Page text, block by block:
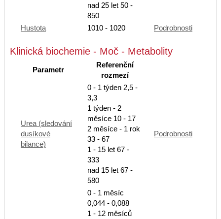
nad 25 let 50 -
850
Hustota 1010 - 1020 Podrobnosti
Klinická biochemie - Moč - Metabolity
Parametr
Referenční
rozmezí
Urea (sledování
dusíkové
bilance)
0 - 1 týden 2,5 -
3,3
1 týden - 2
měsíce 10 - 17
2 měsíce - 1 rok
33 - 67
1 - 15 let 67 -
333
nad 15 let 67 -
580
Podrobnosti
0 - 1 měsíc
0,044 - 0,088
1 - 12 měsíců